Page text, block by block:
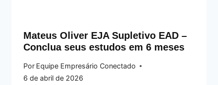
Mateus Oliver EJA Supletivo EAD –
Conclua seus estudos em 6 meses
Por Equipe Empresário Conectado
6 de abril de 2026